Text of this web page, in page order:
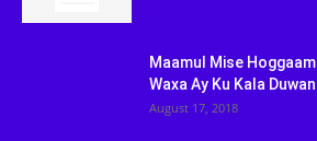
Maamul Mise
Waxa Ay Ku Kala
August 17, 2018